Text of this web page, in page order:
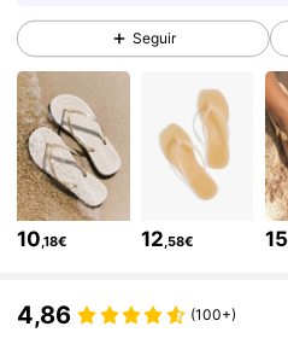
4,87 27K Seguidores
27K Seguidores
27K Seguidores
Seguir
10,18€ 12,58€ 15
4,86 (100+)